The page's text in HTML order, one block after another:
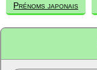
Prénoms japonais